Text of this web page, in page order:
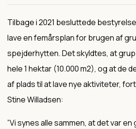
Tilbage i 2021 besluttede
lave en femårsplan for brugen af
spejderhytten. Det skyldtes, at
hele 1 hektar (10.000 m2), og at de
af plads til at lave nye aktiviteter,
Stine Willadsen:
”Vi synes alle sammen, at det var